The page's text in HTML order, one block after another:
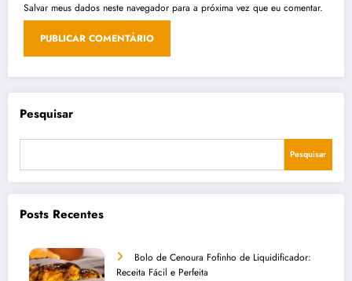
Salvar meus dados neste navegador para a próxima vez que eu comentar.
Pesquisar
Pesquisar
Posts Recentes
Bolo de Cenoura Fofinho de Liquidificador:
Receita Fácil e Perfeita